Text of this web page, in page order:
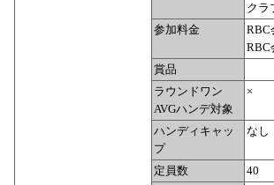
クラ
参加料金
RBC
RBC
賞品
ラウンドワン
AVGハンデ対象
×
ハンディキャッ
プ
なし
定員数
40